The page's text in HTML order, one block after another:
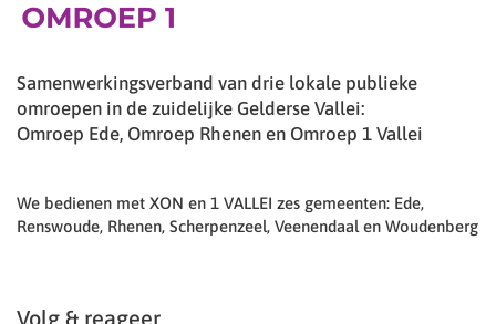
Samenwerkingsverband van drie lokale publieke
omroepen in de zuidelijke Gelderse Vallei:
Omroep Ede, Omroep Rhenen en Omroep 1 Vallei
We bedienen met XON en 1 VALLEI zes gemeenten: Ede,
Renswoude, Rhenen, Scherpenzeel, Veenendaal en Woudenberg
Volg & reageer